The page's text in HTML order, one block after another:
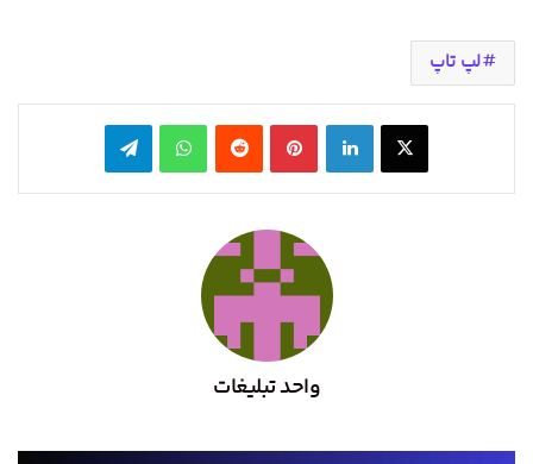
لپ تاپ
X لینکدین ‫پین‌ترست‫رددیت واتس آپ تلگرام
واحد تبلیغات